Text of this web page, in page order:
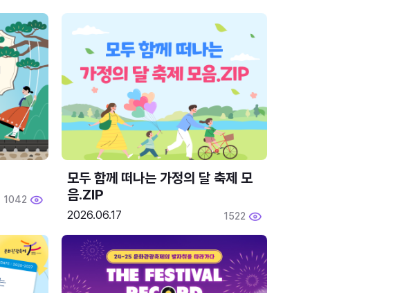
1042
모두 함께 떠나는 가정의 달 축제 모
음.ZIP
2026.06.17 1522